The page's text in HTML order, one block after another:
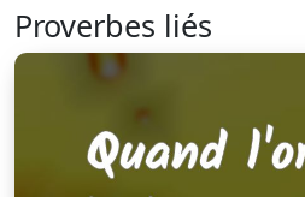
Proverbes liés